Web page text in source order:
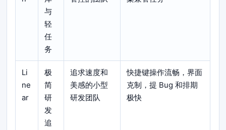
与
轻
任
务
Li
ne
ar
极
简
研
发
追
追求速度和
美感的小型
研发团队
快捷键操作流畅，界面
克制，提 Bug 和排期
极快